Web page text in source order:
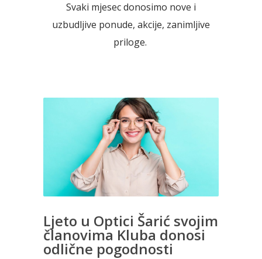
Svaki mjesec donosimo nove i
uzbudljive ponude, akcije, zanimljive
priloge.
Ljeto u Optici Šarić svojim
članovima Kluba donosi
odlične pogodnosti